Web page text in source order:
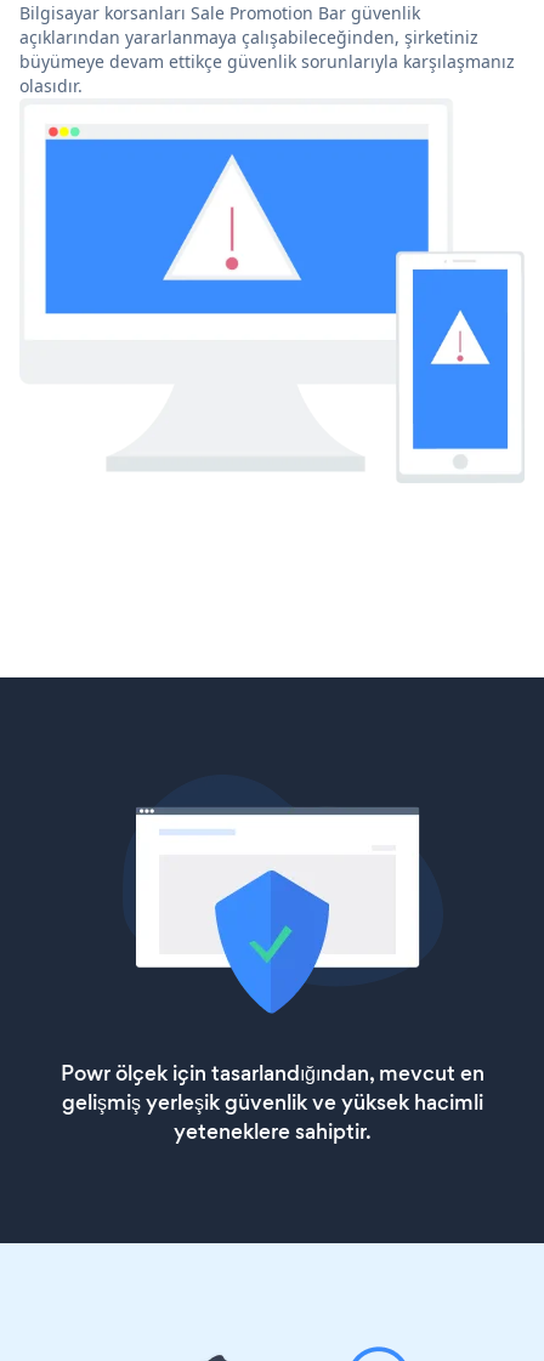
Bilgisayar korsanları Sale Promotion Bar güvenlik
açıklarından yararlanmaya çalışabileceğinden, şirketiniz
büyümeye devam ettikçe güvenlik sorunlarıyla karşılaşmanız
olasıdır.
Powr ölçek için tasarlandığından, mevcut en
gelişmiş yerleşik güvenlik ve yüksek hacimli
yeteneklere sahiptir.